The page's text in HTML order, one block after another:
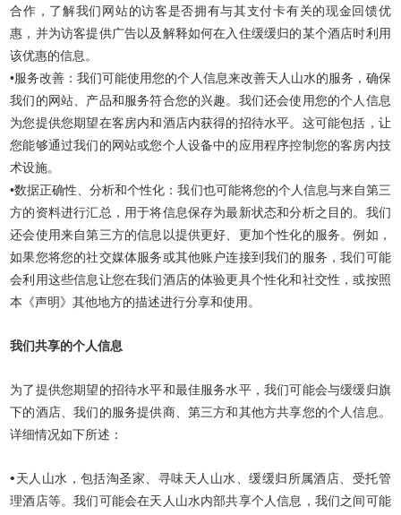
合作，了解我们网站的访客是否拥有与其支付卡有关的现金回馈优
惠，并为访客提供广告以及解释如何在入住缓缓归的某个酒店时利用
该优惠的信息。
•服务改善：我们可能使用您的个人信息来改善天人山水的服务，确保
我们的网站、产品和服务符合您的兴趣。我们还会使用您的个人信息
为您提供您期望在客房内和酒店内获得的招待水平。这可能包括，让
您能够通过我们的网站或您个人设备中的应用程序控制您的客房内技
术设施。
•数据正确性、分析和个性化：我们也可能将您的个人信息与来自第三
方的资料进行汇总，用于将信息保存为最新状态和分析之目的。我们
还会使用来自第三方的信息以提供更好、更加个性化的服务。例如，
如果您将您的社交媒体服务或其他账户连接到我们的服务，我们可能
会利用这些信息让您在我们酒店的体验更具个性化和社交性，或按照
本《声明》其他地方的描述进行分享和使用。
我们共享的个人信息
为了提供您期望的招待水平和最佳服务水平，我们可能会与缓缓归旗
下的酒店、我们的服务提供商、第三方和其他方共享您的个人信息。
详细情况如下所述：
•天人山水，包括淘圣家、寻味天人山水、缓缓归所属酒店、受托管
理酒店等。我们可能会在天人山水内部共享个人信息，我们之间可能